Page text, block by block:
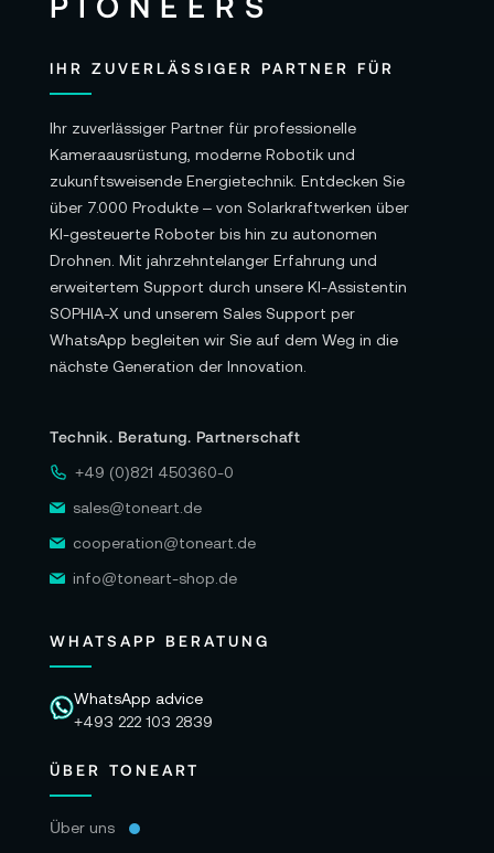
IHR ZUVERLÄSSIGER PARTNER FÜR
Ihr zuverlässiger Partner für professionelle
Kameraausrüstung, moderne Robotik und
zukunftsweisende Energietechnik. Entdecken Sie
über 7.000 Produkte – von Solarkraftwerken über
KI-gesteuerte Roboter bis hin zu autonomen
Drohnen. Mit jahrzehntelanger Erfahrung und
erweitertem Support durch unsere KI-Assistentin
SOPHIA-X und unserem Sales Support per
WhatsApp begleiten wir Sie auf dem Weg in die
nächste Generation der Innovation.
Technik. Beratung. Partnerschaft
+49 (0)821 450360-0
sales@toneart.de
cooperation@toneart.de
info@toneart-shop.de
WHATSAPP BERATUNG
WhatsApp advice
+493 222 103 2839
ÜBER TONEART
Über uns